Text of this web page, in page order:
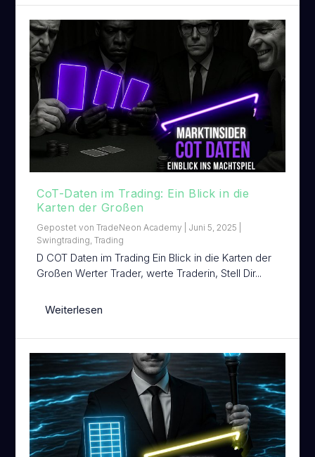
CoT-Daten im Trading: Ein Blick in die
Karten der Großen
Gepostet vonTradeNeon Academy Juni 5, 2025
Swingtrading,Trading
D COT Daten im Trading Ein Blick in die Karten der
Großen Werter Trader, werte Traderin, Stell Dir...
Weiterlesen